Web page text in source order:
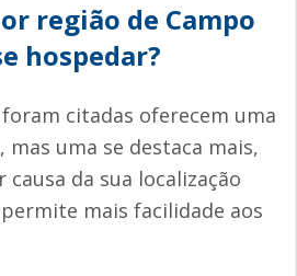
região de Campo
hospedar?
citadas oferecem uma
uma se destaca mais,
da sua localização
mais facilidade aos